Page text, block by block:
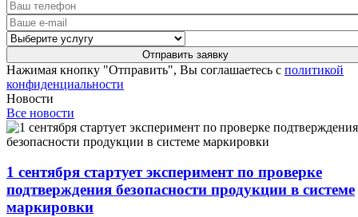
Нажимая кнопку "Отправить", Вы соглашаетесь с политикой
конфиденциальности
Новости
Все новости
1 сентября стартует эксперимент по проверке
подтверждения безопасности продукции в системе
маркировки